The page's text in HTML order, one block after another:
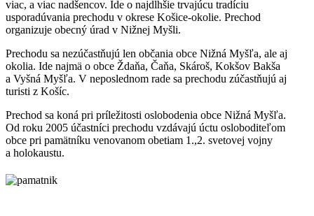
viac, a viac nadšencov. Ide o najdlhšie trvajúcu tradíciu
usporadúvania prechodu v okrese Košice-okolie. Prechod
organizuje obecný úrad v Nižnej Myšli.
Prechodu sa nezúčastňujú len občania obce Nižná Myšľa, ale aj
okolia. Ide najmä o obce Ždaňa, Čaňa, Skároš, Kokšov Bakša
a Vyšná Myšľa. V neposlednom rade sa prechodu zúčastňujú aj
turisti z Košíc.
Prechod sa koná pri príležitosti oslobodenia obce Nižná Myšľa.
Od roku 2005 účastníci prechodu vzdávajú úctu osloboditeľom
obce pri pamätníku venovanom obetiam 1.,2. svetovej vojny
a holokaustu.